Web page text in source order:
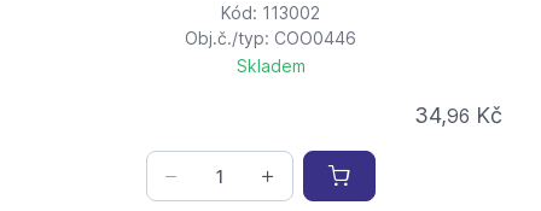
Kód: 113002
Obj.č./typ: COO0446
Skladem
34,96 Kč